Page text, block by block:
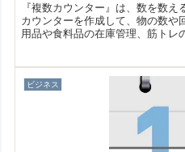
『複数カウンター』は、数を数
カウンターを作成して、物の数や
用品や食料品の在庫管理、筋トレ
ビジネス